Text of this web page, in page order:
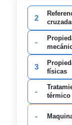
2
-
3
físicas
-
térmico
-